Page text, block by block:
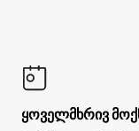
ყოველმხრივ